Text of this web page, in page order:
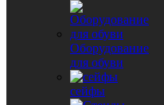
Оборудование
для обуви
сейфы